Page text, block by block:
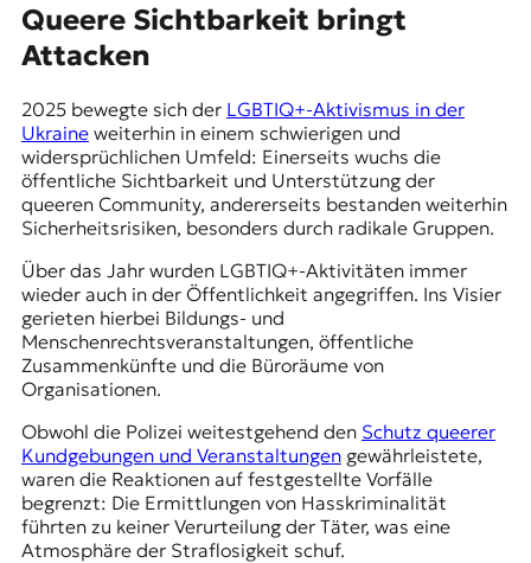
Queere Sichtbarkeit bringt
Attacken
2025 bewegte sich der LGBTIQ+-Aktivismus in der
Ukraineweiterhin in einem schwierigen und
widersprüchlichen Umfeld: Einerseits wuchs die
öffentliche Sichtbarkeit und Unterstützung der
queeren Community, andererseits bestanden weiterhin
Sicherheitsrisiken, besonders durch radikale Gruppen.
Über das Jahr wurden LGBTIQ+-Aktivitäten immer
wieder auch in der Öffentlichkeit angegriffen. Ins Visier
gerieten hierbei Bildungs- und
Menschenrechtsveranstaltungen, öffentliche
Zusammenkünfte und die Büroräume von
Organisationen.
Obwohl die Polizei weitestgehend den Schutz queerer
Kundgebungen und Veranstaltungengewährleistete,
waren die Reaktionen auf festgestellte Vorfälle
begrenzt: Die Ermittlungen von Hasskriminalität
führten zu keiner Verurteilung der Täter, was eine
Atmosphäre der Straflosigkeit schuf.